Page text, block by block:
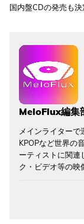
国内盤CDの発売も決
MeloFlux編集
メインライターで
KPOPなど世界の
ーティストに関連
ク・ビデオ等の映